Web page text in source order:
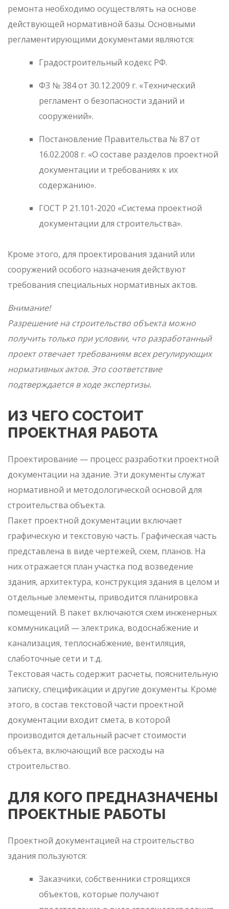
ремонта необходимо осуществлять на основе
действующей нормативной базы. Основными
регламентирующими документами являются:
Градостроительный кодекс РФ.
ФЗ № 384 от 30.12.2009 г. «Технический
регламент о безопасности зданий и
сооружений».
Постановление Правительства № 87 от
16.02.2008 г. «О составе разделов проектной
документации и требованиях к их
содержанию».
ГОСТ Р 21.101-2020 «Система проектной
документации для строительства».
Кроме этого, для проектирования зданий или
сооружений особого назначения действуют
требования специальных нормативных актов.
Внимание!
Разрешение на строительство объекта можно
получить только при условии, что разработанный
проект отвечает требованиям всех регулирующих
нормативных актов. Это соответствие
подтверждается в ходе экспертизы.
ИЗ ЧЕГО СОСТОИТ
ПРОЕКТНАЯ РАБОТА
Проектирование — процесс разработки проектной
документации на здание. Эти документы служат
нормативной и методологической основой для
строительства объекта.
Пакет проектной документации включает
графическую и текстовую часть. Графическая часть
представлена в виде чертежей, схем, планов. На
них отражается план участка под возведение
здания, архитектура, конструкция здания в целом и
отдельные элементы, приводится планировка
помещений. В пакет включаются схем инженерных
коммуникаций — электрика, водоснабжение и
канализация, теплоснабжение, вентиляция,
слаботочные сети и т.д.
Текстовая часть содержит расчеты, пояснительную
записку, спецификации и другие документы. Кроме
этого, в состав текстовой части проектной
документации входит смета, в которой
производится детальный расчет стоимости
объекта, включающий все расходы на
строительство.
ДЛЯ КОГО ПРЕДНАЗНАЧЕНЫ
ПРОЕКТНЫЕ РАБОТЫ
Проектной документацией на строительство
здания пользуются:
Заказчики, собственники строящихся
объектов, которые получают